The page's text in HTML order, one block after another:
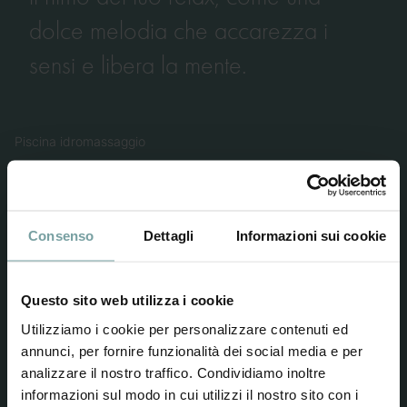
Consenso Dettagli Informazioni sui cookie
Questo sito web utilizza i cookie
Utilizziamo i cookie per personalizzare contenuti ed
annunci, per fornire funzionalità dei social media e per
analizzare il nostro traffico. Condividiamo inoltre
informazioni sul modo in cui utilizzi il nostro sito con i
dolce melodia che accarezza i
sensi e libera la mente.
dolce melodia che accarezza i
sensi e libera la mente.
Piscina idromassaggio
Spiaggia privata